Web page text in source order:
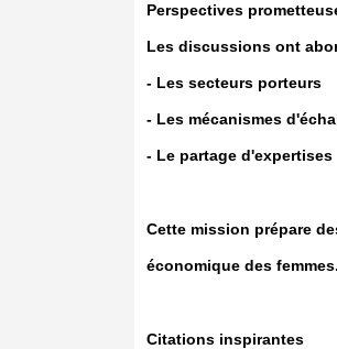
Perspectives
Les discussions ont
- Les secteurs porteurs
- Les mécanismes
- Le partage d'expertises
Cette mission prépare
économique des femmes.
Citations inspirantes